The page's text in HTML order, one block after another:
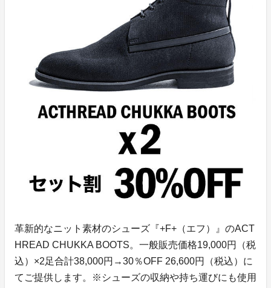
革新的なニット素材のシューズ『+F+（エフ）』のACT
HREAD CHUKKA BOOTS。一般販売価格19,000円（税
込）×2足合計38,000円→30％OFF 26,600円（税込）に
てご提供します。※シューズの収納や持ち運びにも使用